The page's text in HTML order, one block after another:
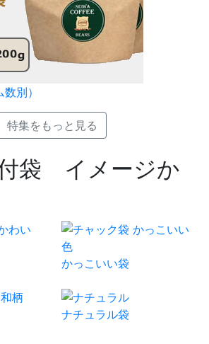
別）
特集をもっと見る
袋 イメージか
かっこいい袋
ナチュラル袋